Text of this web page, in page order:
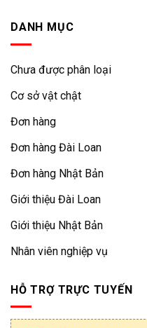
DANH MỤC
Chưa được phân loại
Cơ sở vật chật
Đơn hàng
Đơn hàng Đài Loan
Đơn hàng Nhật Bản
Giới thiệu Đài Loan
Giới thiệu Nhật Bản
Nhân viên nghiệp vụ
HỖ TRỢ TRỰC TUYẾN